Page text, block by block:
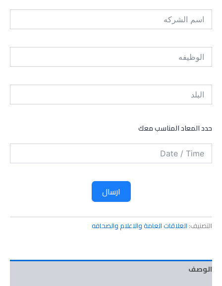
حدد المعاد المناسب معك
ارسال
التصنيف: العلاقات العامة والاعلام والصحافه
الوصف